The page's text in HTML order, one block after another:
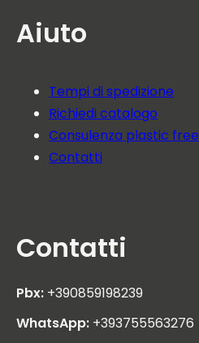
Aiuto
Tempi di spedizione
Richiedi catalogo
Consulenza plastic free
Contatti
Contatti
Pbx: +390859198239
WhatsApp: +393755563276